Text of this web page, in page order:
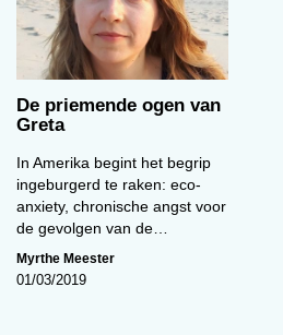
De priemende ogen van
Greta
In Amerika begint het begrip
ingeburgerd te raken: eco-
anxiety, chronische angst voor
de gevolgen van de…
Myrthe Meester
01/03/2019